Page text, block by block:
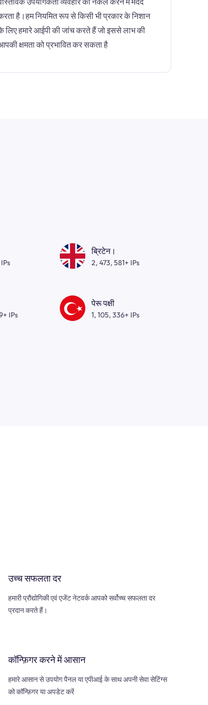
है।हम नियमित रूप से किसी भी प्रकार के निशान
लिए हमारे आईपी की जांच करते हैं जो इससे लाभ की
क्षमता को प्रभावित कर सकता है
ब्रिटेन।
2, 473, 581+ IPs
IPs
पेरू पक्षी
1, 105, 336+ IPs
उच्च सफलता दर
हमारी प्रौद्योगिकी एवं एजेंट नेटवर्क आपको सर्वोच्च सफलता दर
प्रदान करते हैं।
कॉन्फ़िगर करने में आसान
हमारे आसान से उपयोग पैनल या एपीआई के साथ अपनी सेवा सेटिंग्स
को कॉन्फ़िगर या अपडेट करें